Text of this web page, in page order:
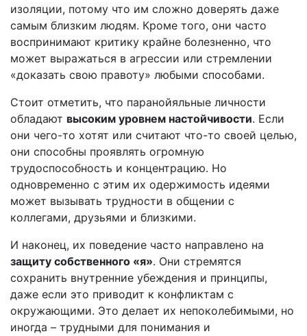
изоляции, потому что им сложно доверять даже
самым близким людям. Кроме того, они часто
воспринимают критику крайне болезненно, что
может выражаться в агрессии или стремлении
«доказать свою правоту» любыми способами.
Стоит отметить, что паранойяльные личности
обладают высоким уровнем настойчивости. Если
они чего-то хотят или считают что-то своей целью,
они способны проявлять огромную
трудоспособность и концентрацию. Но
одновременно с этим их одержимость идеями
может вызывать трудности в общении с
коллегами, друзьями и близкими.
И наконец, их поведение часто направлено на
защиту собственного «я». Они стремятся
сохранить внутренние убеждения и принципы,
даже если это приводит к конфликтам с
окружающими. Это делает их непоколебимыми, но
иногда – трудными для понимания и